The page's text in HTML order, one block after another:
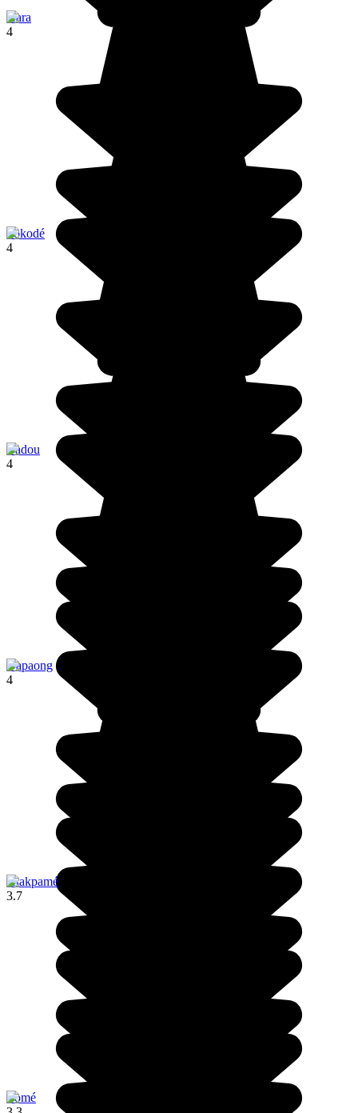
Kara
4
Sokodé
4
Badou
4
Dapaong
4
Atakpamé
3.7
Lomé